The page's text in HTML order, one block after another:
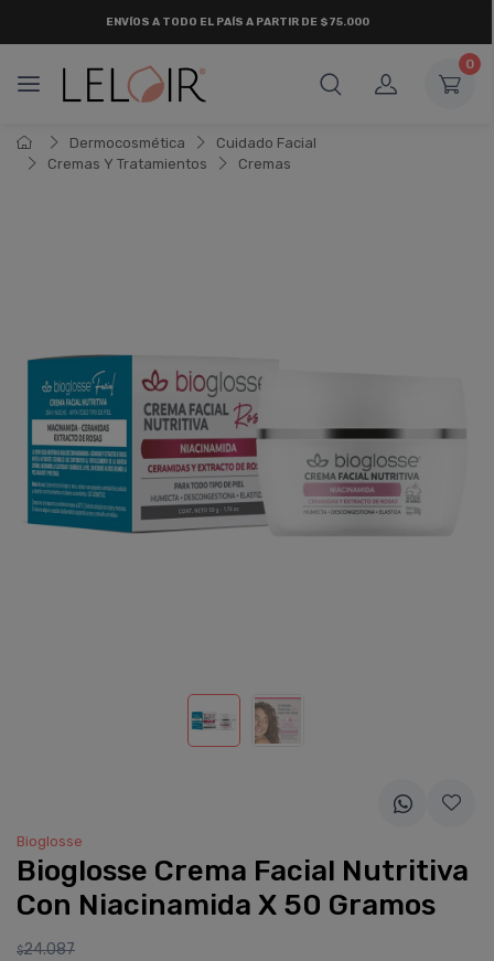
ENVÍOS A TODO EL PAÍS A PARTIR DE $75.000
0
Dermocosmética
Cuidado Facial
Cremas Y Tratamientos
Cremas
Bioglosse
Bioglosse Crema Facial Nutritiva
Con Niacinamida X 50 Gramos
$24.087